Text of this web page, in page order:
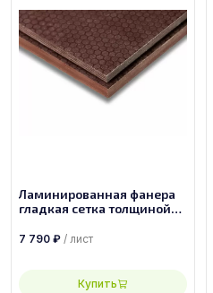
Ламинированная фанера
гладкая сетка толщиной
2440х1220, сорт 1/1
7 790 ₽ / лист
Купить